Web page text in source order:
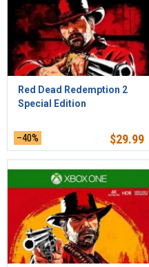
Red Dead Redemption 2
Special Edition
–40% $29.99